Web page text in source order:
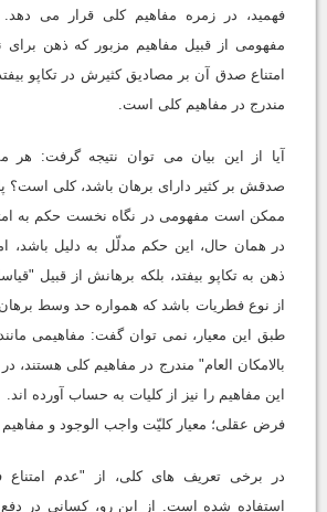
فهمید، در زمره مفاهیم کلی قرار می دهد.
مفهومی از قبیل مفاهیم مزبور که ذهن
امتناع صدق آن بر مصادیق کثیرش در تکاپو
مندرج در مفاهیم کلی است.
آیا از این بیان می توان نتیجه گرفت: هر
صدقش بر کثیر دارای برهان باشد، کلی است؟
ممکن است مفهومی در نگاه نخست حکم به
در همان حال، این حکم مدلّل به دلیل باشد،
ذهن به تکاپو بیفتد، بلکه برهانش از قبیل
از نوع فطریات باشد که همواره حد وسط
طبق این معیار، نمی توان گفت: مفاهیمی
بالامکان العام" مندرج در مفاهیم کلی هستند،
این مفاهیم را نیز از کلیات به حساب آورده اند.
فرض عقلی؛ معیار کلیّت واجب الوجود و
در برخی تعریف های کلی، از "عدم
استفاده شده است. از این رو، کسانی در